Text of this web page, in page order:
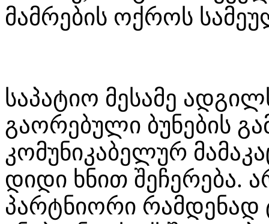
მამრების ოქროს
საპატიო მესამე
გაორებული ბუნების
კომუნიკაბელურ
დიდი ხნით შეჩერება.
პარტნიორი რამდენად